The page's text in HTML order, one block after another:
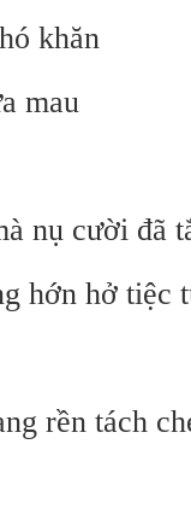
khăn
mau
nụ cười đã
hớn hở tiệc
rền tách